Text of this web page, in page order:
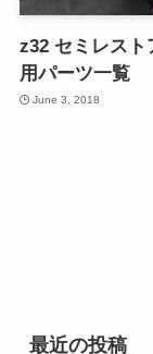
z32 セミレス
用パーツ一覧
June 3, 2018
最近の投稿